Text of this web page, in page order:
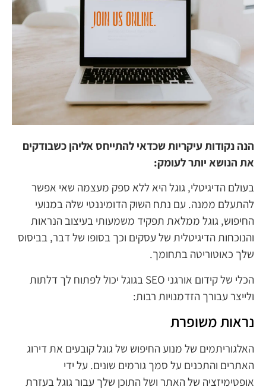
הנה נקודות עיקריות שכדאי להתייחס אליהן כשבודקים
את הנושא יותר לעומק:
בעולם הדיגיטלי, גוגל היא ללא ספק מעצמה שאי אפשר
להתעלם ממנה. עם נתח השוק הדומיננטי שלה במנועי
החיפוש, גוגל ממלאת תפקיד משמעותי בעיצוב הנראות
והנוכחות הדיגיטלית של עסקים וכך בסופו של דבר, בביסוס
שלך כאוטוריטה בתחומך.
הכלי של קידום אורגני SEO בגוגל יכול לפתוח לך דלתות
ולייצר עבורך הזדמנויות רבות:
נראות משופרת
האלגוריתמים של מנוע החיפוש של גוגל קובעים את דירוג
האתרים והתכנים על סמך גורמים שונים. על ידי
אופטימיזציה של האתר ושל התוכן שלך עבור גוגל בעזרת